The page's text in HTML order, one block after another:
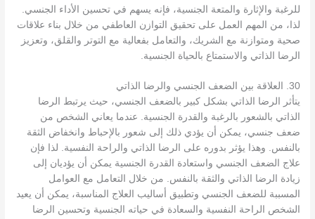
للرغبة والإثارة والمتعة الجنسية، فإنه يسهم في تحسين الأداء الجنسي.
لذا، من المهم العمل على تحقيق التوازن العاطفي من خلال بناء علاقات
صحية ومتوازنة مع الشريك، والتعامل بفعالية مع التوتر والقلق، وتعزيز
الرضا الذاتي والاستمتاع بالحياة الجنسية.
30. العلاقة بين الضعف الجنسي والرضا الذاتي
يتأثر الرضا الذاتي بشكل كبير بالضعف الجنسي، حيث يرتبط الرضا
الذاتي بالشعور بالرغبة والقدرة الجنسية. عندما يعاني الشخص من
ضعف جنسي، يمكن أن يؤدي ذلك إلى شعور بالإحباط وانخفاض الثقة
بالنفس. وهذا يؤثر بدوره على الرضا الذاتي والراحة النفسية. لذا فإن
علاج الضعف الجنسي واستعادة القدرة الجنسية يمكن أن يؤديان إلى
زيادة الرضا الذاتي والثقة بالنفس. من خلال التعامل مع العوامل
المسببة للضعف الجنسي وتطبيق أساليب العلاج المناسبة، يمكن أن يعيد
الشخص الراحة النفسية والسعادة في حياته الجنسية وتحسين الرضا